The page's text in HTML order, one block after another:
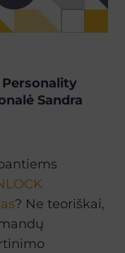
Personality
Sandra
? Ne teoriškai,